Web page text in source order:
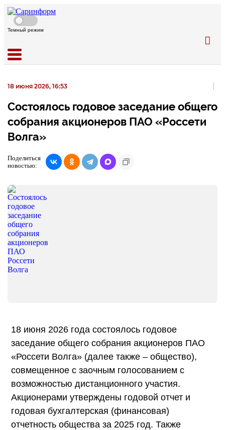
Темный режим
18 июня 2026, 16:53
Состоялось годовое заседание общего
собрания акционеров ПАО «Россети
Волга»
Поделиться
новостью:
18 июня 2026 года состоялось годовое
заседание общего собрания акционеров ПАО
«Россети Волга» (далее также – общество),
совмещенное с заочным голосованием с
возможностью дистанционного участия.
Акционерами утверждены годовой отчет и
годовая бухгалтерская (финансовая)
отчетность общества за 2025 год. Также